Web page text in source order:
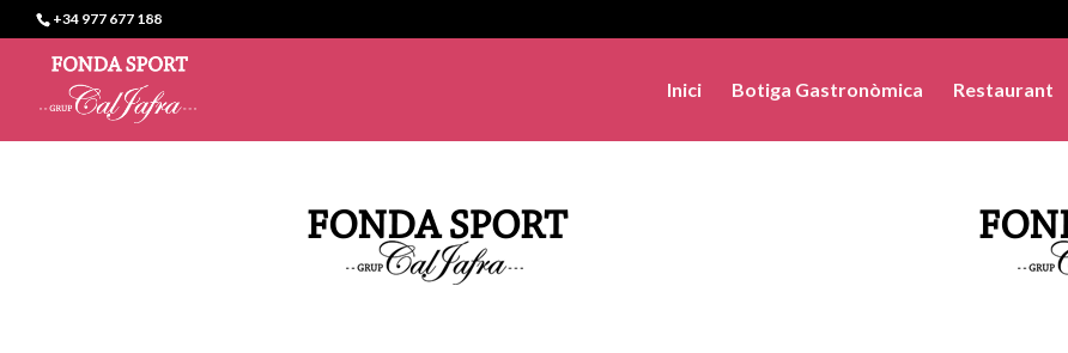
+34 977 677 188
Inici Botiga Gastronòmica Restaurant